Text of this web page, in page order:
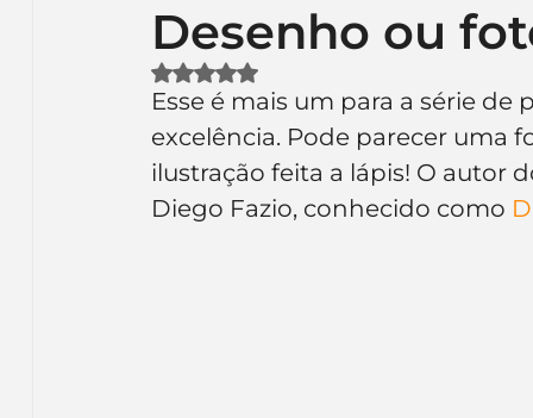
Identidade Visual
Ferramentas Mascotes Slogan
Desenho ou
Avaliado com NaN de 5 estrelas.
Esse é mais um para a série
excelência. Pode parecer uma
ilustração feita a lápis! O autor
Diego Fazio, conhecido como